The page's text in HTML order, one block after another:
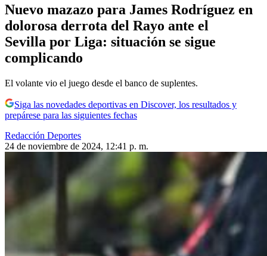
Nuevo mazazo para James Rodríguez en
dolorosa derrota del Rayo ante el
Sevilla por Liga: situación se sigue
complicando
El volante vio el juego desde el banco de suplentes.
Siga las novedades deportivas en Discover, los resultados y
prepárese para las siguientes fechas
Redacción Deportes
24 de noviembre de 2024, 12:41 p. m.